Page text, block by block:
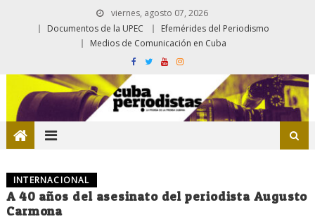
viernes, agosto 07, 2026
Documentos de la UPEC
Efemérides del Periodismo
Medios de Comunicación en Cuba
INTERNACIONAL
A 40 años del asesinato del periodista Augusto
Carmona